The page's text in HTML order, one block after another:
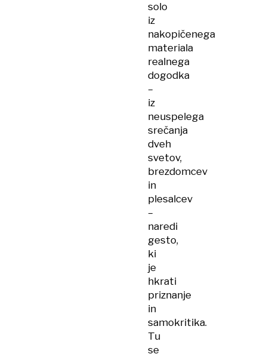
solo
iz
nakopičenega
materiala
realnega
dogodka
–
iz
neuspelega
srečanja
dveh
svetov,
brezdomcev
in
plesalcev
–
naredi
gesto,
ki
je
hkrati
priznanje
in
samokritika.
Tu
se